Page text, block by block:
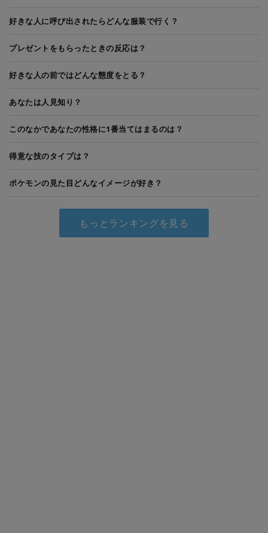
好きな人に呼び出されたらどんな服装で行く？
プレゼントをもらったときの反応は？
好きな人の前ではどんな態度をとる？
あなたは人見知り？
このなかであなたの性格に1番当てはまるのは？
得意な技のタイプは？
ポケモンの見た目どんなイメージが好き？
もっとランキングを見る